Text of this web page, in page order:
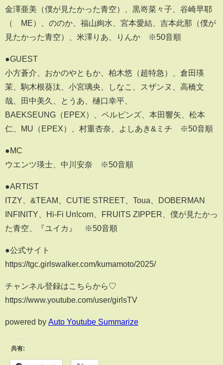
金澤亜美（僕が見たかった青空）、黒嵜菜々子、谷崎早耶
（≠ME）、ののか、福山絢水、宮本愛結、吉本此那（僕が
見たかった青空）、米澤りあ、りんか ※50音順
●GUEST
小方蒼介、おかのやともか、柏木悠（超特急）、倉田瑛
茉、駒木根葵汰、小宮璃央、しなこ、スザンヌ、高橋文
哉、田中美久、とうあ、樋口幸平、
BAEKSEUNG（EPEX）、ペルピンズ、本田響矢、松本
仁、MU（EPEX）、村重杏奈、よしあき&ミチ ※50音順
●MC
ウエンツ瑛士、中川安奈 ※50音順
●ARTIST
ITZY、&TEAM、CUTIE STREET、Toua、DOBERMAN
INFINITY、Hi-Fi Un!corn、FRUITS ZIPPER、僕が見たかっ
た青空、『ユイカ』 ※50音順
●公式サイト
https://tgc.girlswalker.com/kumamoto/2025/
チャンネル登録はこちらから♡
https://www.youtube.com/user/girlsTV
powered by Auto Youtube Summarize
共有: